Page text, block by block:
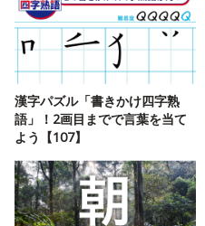
漢字パズル「書きかけ四字熟
語」！2画目までで言葉を当て
よう【107】